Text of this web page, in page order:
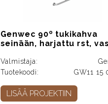
Genwec 90º tukikahva
seinään, harjattu rst,
Valmistaja:
Tuotekoodi:
GW11 15
LISÄÄ PROJEKTIIN